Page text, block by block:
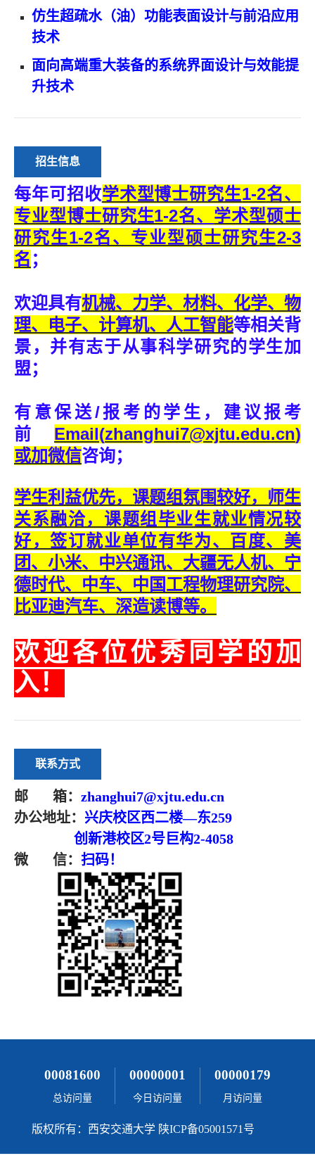
仿生超疏水（油）功能表面设计与前沿应用
技术
面向高端重大装备的系统界面设计与效能提
升技术
招生信息
每年可招收学术型博士研究生1-2名、
专业型博士研究生1-2名、 学术型硕士
研究生1-2名、专业型硕士研究生2-3
名 ；
欢迎具有机械、力学、材料、化学、物
理、电子、计算机、人工智能等相关背
景，并有志于从事科学研究的学生加
盟；
有意保送/报考的学生，建议报考
前 Email(zhanghui7@xjtu.edu.cn)
或加微信咨询；
学生利益优先，课题组氛围较好，师生
关系融洽，课题组毕业生就业情况较
好，签订就业单位有华为、百度、美
团、小米、中兴通讯、大疆无人机、宁
德时代、中车、中国工程物理研究院、
比亚迪汽车、深造读博等。
欢迎各位优秀同学的加
入！
联系方式
邮 箱： zhanghui7@xjtu.edu.cn
办公地址： 兴庆校区西二楼—东259
创新港校区2号巨构2-4058
微 信： 扫码！
00081600
总访问量
00000001
今日访问量
00000179
月访问量
版权所有：西安交通大学 陕ICP备05001571号